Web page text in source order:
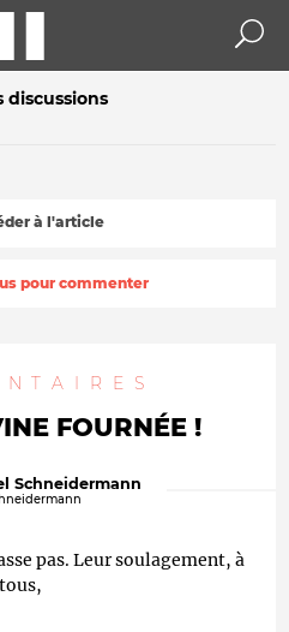
discussions
à l'article
pour commenter
FOURNÉE !
Schneidermann
pas. Leur soulagement, à
tous,